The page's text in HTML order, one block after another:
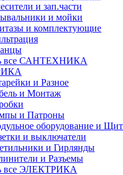
и зап.части
и мойки
и комплектующие
все САНТЕХНИКА
и Разное
и Монтаж
и Патроны
оборудование и
и выключатели
и Гирлянды
и Разъемы
все ЭЛЕКТРИКА